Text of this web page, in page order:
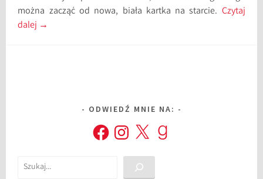
można zacząć od nowa, biała kartka na starcie. Czytaj
dalej →
ODWIEDŹ MNIE NA:
FacebookInstagram
X Goodreads
Szukaj